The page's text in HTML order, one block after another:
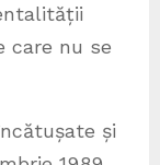
care nu se
și